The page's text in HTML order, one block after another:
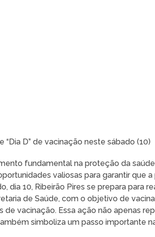
“Dia D” de vacinação neste sábado (10)
fundamental na proteção da
valiosas para garantir que
dia 10, Ribeirão Pires se prepara para
de Saúde, com o objetivo de
de vacinação. Essa ação não apenas
simboliza um passo importante